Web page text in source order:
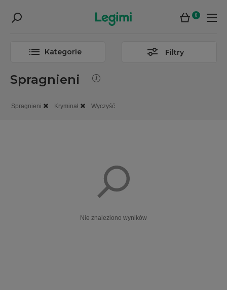
0
Kategorie Filtry
Spragnieni
Spragnieni Kryminał Wyczyść
Nie znaleziono wyników